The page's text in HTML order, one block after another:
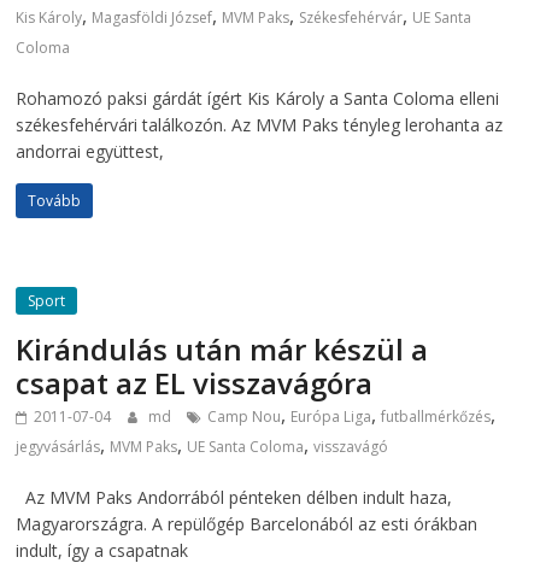
Kis Károly, Magasföldi József, MVM Paks, Székesfehérvár, UE Santa
Coloma
Rohamozó paksi gárdát ígért Kis Károly a Santa Coloma elleni
székesfehérvári találkozón. Az MVM Paks tényleg lerohanta az
andorrai együttest,
Tovább
Sport
Kirándulás után már készül a
csapat az EL visszavágóra
2011-07-04 md Camp Nou, Európa Liga,futballmérkőzés,
jegyvásárlás, MVM Paks, UE Santa Coloma,visszavágó
Az MVM Paks Andorrából pénteken délben indult haza,
Magyarországra. A repülőgép Barcelonából az esti órákban
indult, így a csapatnak